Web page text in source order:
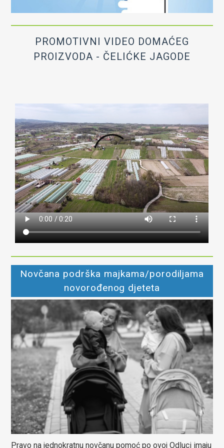
PROMOTIVNI VIDEO DOMAĆEG
PROIZVODA - ČELIĆKE JAGODE
Novčana podrška majkama/porodiljama
novorođenog djeteta
Pravo na jednokratnu novčanu pomoć po ovoj Odluci imaju
OIK Čelić
Kontakt